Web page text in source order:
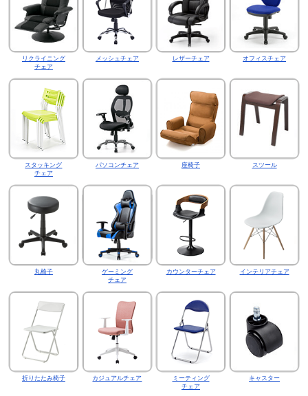
リクライニング
チェア
メッシュチェア レザーチェア オフィスチェア
スタッキング
チェア
パソコンチェア 座椅子 スツール
丸椅子
ゲーミング
チェア
カウンターチェア インテリアチェア
折りたたみ椅子 カジュアルチェア
ミーティング
チェア
キャスター